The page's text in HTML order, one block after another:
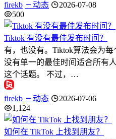
firekb 动态
2026-07-08
500
Tiktok 有没有最佳发布时间？
有，也没有。Tiktok算法会为
没有单一的最佳时间适合所有
这个话题。 不过，…
firekb 动态
2026-07-06
1,124
如何在 TikTok 上找到朋友？